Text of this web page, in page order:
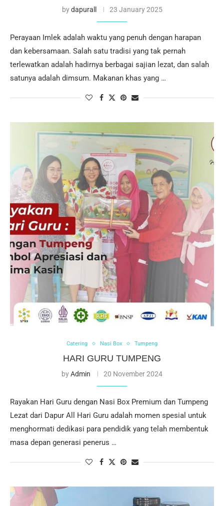
bydapurall 23 January 2025
Perayaan Imlek adalah waktu yang penuh dengan harapan
dan kebersamaan. Salah satu tradisi yang tak pernah
terlewatkan adalah hadirnya berbagai sajian lezat, dan salah
satunya adalah dimsum. Makanan khas yang …
Catering Nasi Box Tumpeng
HARI GURU TUMPENG
byAdmin 20 November 2024
Rayakan Hari Guru dengan Nasi Box Premium dan Tumpeng
Lezat dari Dapur All Hari Guru adalah momen spesial untuk
menghormati dedikasi para pendidik yang telah membentuk
masa depan generasi penerus …